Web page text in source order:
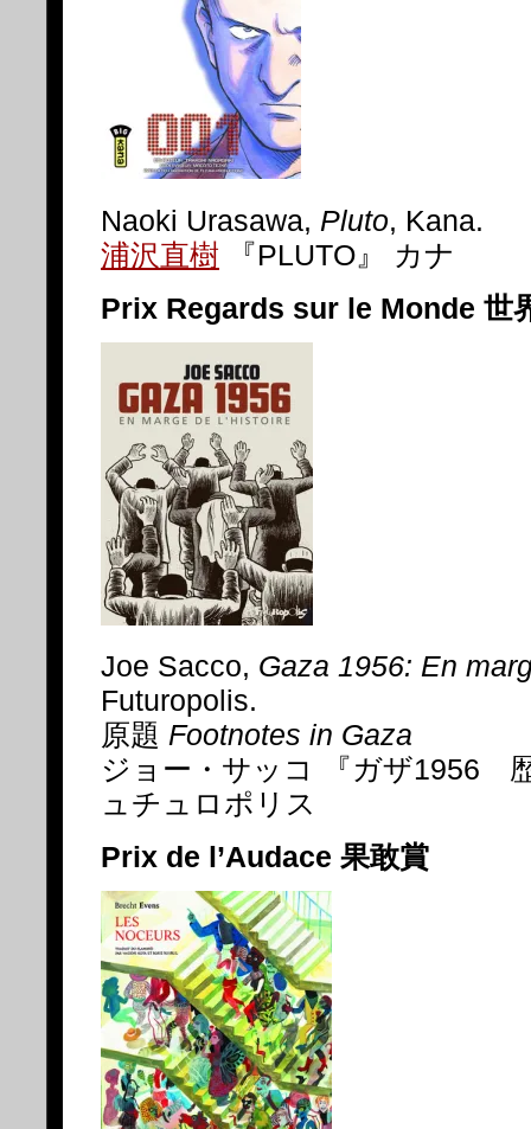
Naoki Urasawa, Pluto, Kana.
浦沢直樹 『PLUTO』 カナ
Prix Regards sur le Monde 世
Joe Sacco, Gaza 1956: En
Futuropolis.
原題 Footnotes in Gaza
ジョー・サッコ 『ガザ1956
ュチュロポリス
Prix de l’Audace 果敢賞